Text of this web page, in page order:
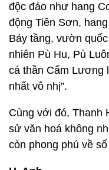
độc đáo như hang
động Tiên Sơn,
Bảy tầng, vườn
nhiên Pù Hu, Pù
cá thần Cẩm Lương
nhất vô nhị”.
Cùng với đó, Thanh
sử văn hoá không
còn phong phú về